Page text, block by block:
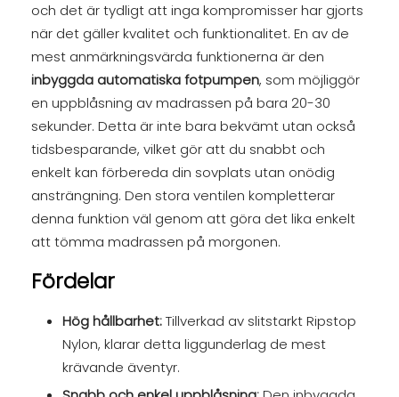
och det är tydligt att inga kompromisser har gjorts
när det gäller kvalitet och funktionalitet. En av de
mest anmärkningsvärda funktionerna är den
inbyggda automatiska fotpumpen, som möjliggör
en uppblåsning av madrassen på bara 20-30
sekunder. Detta är inte bara bekvämt utan också
tidsbesparande, vilket gör att du snabbt och
enkelt kan förbereda din sovplats utan onödig
ansträngning. Den stora ventilen kompletterar
denna funktion väl genom att göra det lika enkelt
att tömma madrassen på morgonen.
Fördelar
Hög hållbarhet:Tillverkad av slitstarkt Ripstop
Nylon, klarar detta liggunderlag de mest
krävande äventyr.